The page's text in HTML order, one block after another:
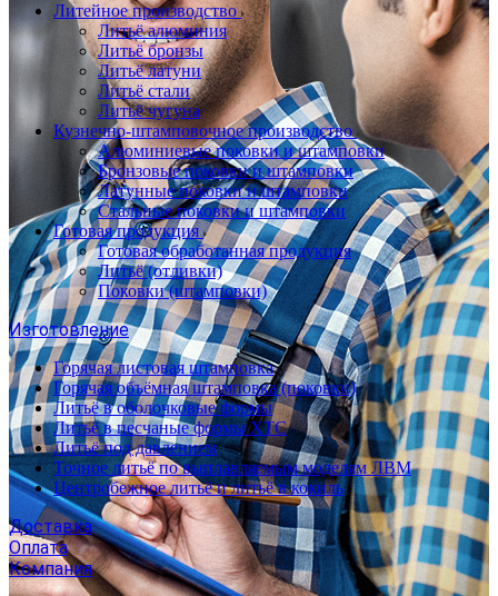
Литейное производство
Литьё алюминия
Литьё бронзы
Литьё латуни
Литьё стали
Литьё чугуна
Кузнечно-штамповочное производство
Алюминиевые поковки и штамповки
Бронзовые поковки и штамповки
Латунные поковки и штамповки
Стальные поковки и штамповки
Готовая продукция
Готовая обработанная продукция
Литьё (отливки)
Поковки (штамповки)
Изготовление
Горячая листовая штамповка
Горячая объёмная штамповка (поковки)
Литьё в оболочковые формы
Литьё в песчаные формы ХТС
Литьё под давлением
Точное литьё по выплавляемым моделям ЛВМ
Центробежное литьё и литьё в кокиль
Доставка
Оплата
Компания